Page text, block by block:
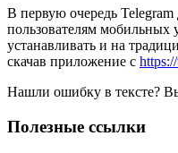
В первую очередь
пользователям мобильных
устанавливать и на
скачав приложение с
Нашли ошибку в тексте?
Полезные ссылки